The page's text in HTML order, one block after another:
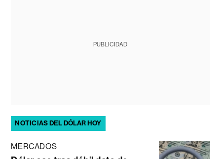
PUBLICIDAD
NOTICIAS DEL DÓLAR HOY
MERCADOS